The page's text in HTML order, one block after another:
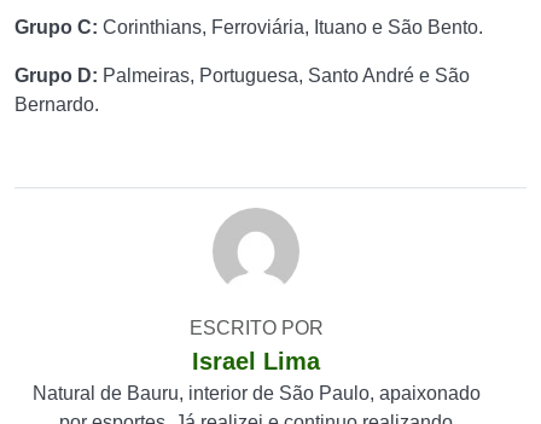
Grupo C: Corinthians, Ferroviária, Ituano e São Bento.
Grupo D: Palmeiras, Portuguesa, Santo André e São
Bernardo.
ESCRITO POR
Israel Lima
Natural de Bauru, interior de São Paulo, apaixonado